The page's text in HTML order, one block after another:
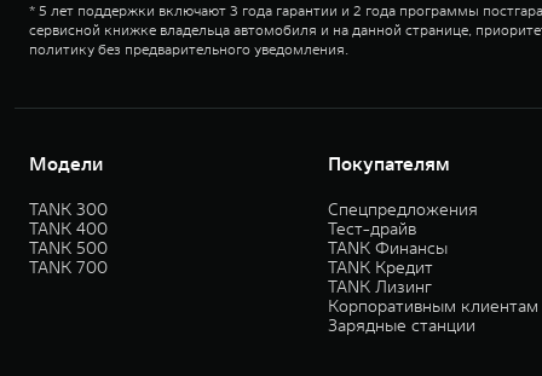
* 5 лет поддержки включают 3 года гарантии и 2 года программы
сервисной книжке владельца автомобиля и на данной странице,
политику без предварительного уведомления.
Модели
TANK 300
TANK 400
TANK 500
TANK 700
Покупателям
Спецпредложения
Тест-драйв
TANK Финансы
TANK Кредит
TANK Лизинг
Корпоративным клиентам
Зарядные станции